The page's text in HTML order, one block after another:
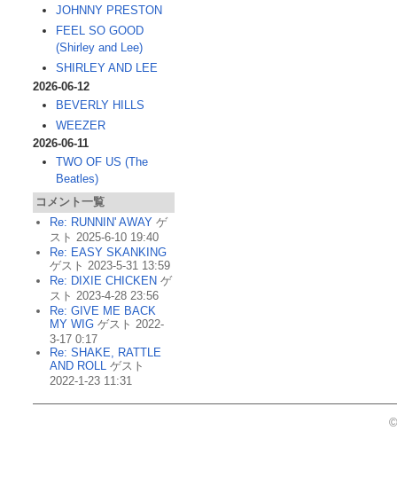
JOHNNY PRESTON
FEEL SO GOOD
(Shirley and Lee)
SHIRLEY AND LEE
2026-06-12
BEVERLY HILLS
WEEZER
2026-06-11
TWO OF US (The
Beatles)
コメント一覧
Re: RUNNIN' AWAY ゲ
スト 2025-6-10 19:40
Re: EASY SKANKING
ゲスト 2023-5-31 13:59
Re: DIXIE CHICKEN ゲ
スト 2023-4-28 23:56
Re: GIVE ME BACK
MY WIG ゲスト 2022-
3-17 0:17
Re: SHAKE, RATTLE
AND ROLL ゲスト
2022-1-23 11:31